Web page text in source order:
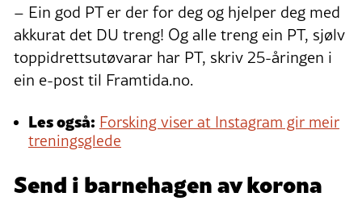
– Ein god PT er der for deg og hjelper deg med
akkurat det DU treng! Og alle treng ein PT, sjølv
toppidrettsutøvarar har PT, skriv 25-åringen i
ein e-post til Framtida.no.
Les også: Forsking viser at Instagram gir meir
treningsglede
Send i barnehagen av korona